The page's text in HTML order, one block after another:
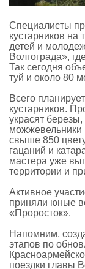
Специалисты
кустарников
детей и
Волгограда»,
Так сегодня
туй и около 80
Всего
кустарников.
украсят
можжевельники
свыше 850
гацаний и
мастера уже
территории и
Активное
приняли юные
«Проросток».
Напомним,
этапов по
поездки главы